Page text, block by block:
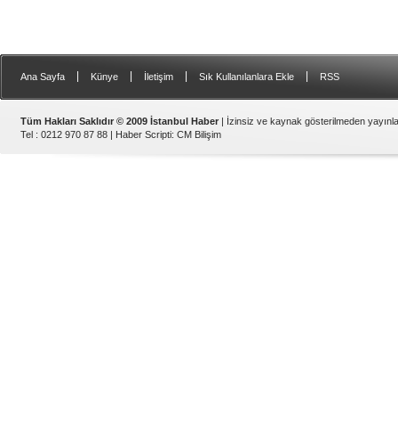
Ana Sayfa Künye İletişim Sık Kullanılanlara Ekle RSS
Tüm Hakları Saklıdır © 2009 İstanbul Haber | İzinsiz ve kaynak gösterilmeden
Tel : 0212 970 87 88 | Haber Scripti: CM Bilişim